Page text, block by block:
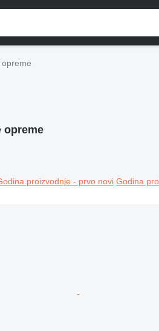
opreme
proizvodnje - prvo novi Godina